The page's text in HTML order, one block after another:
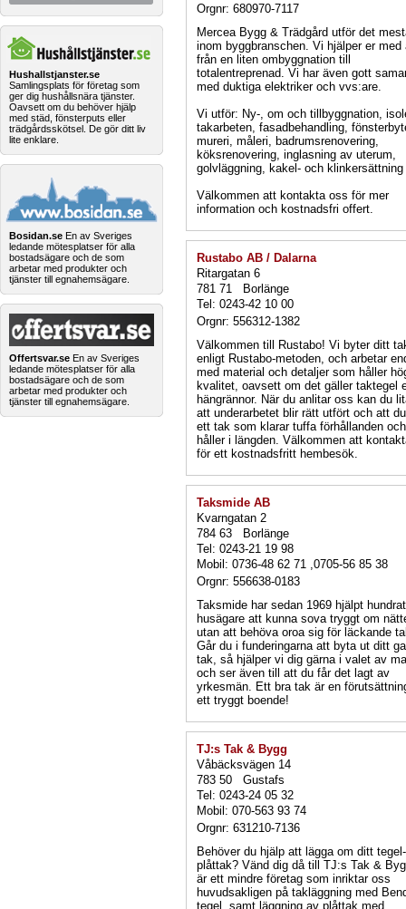
Hushallstjanster.se
Samlingsplats för företag som
ger dig hushållsnära tjänster.
Oavsett om du behöver hjälp
med städ, fönsterputs eller
trädgårdsskötsel. De gör ditt liv
lite enklare.
Bosidan.se En av Sveriges
ledande mötesplatser för alla
bostadsägare och de som
arbetar med produkter och
tjänster till egnahemsägare.
Offertsvar.se En av Sveriges
ledande mötesplatser för alla
bostadsägare och de som
arbetar med produkter och
tjänster till egnahemsägare.
Orgnr: 680970-7117
Mercea Bygg & Trädgård utför det
inom byggbranschen. Vi hjälper er med
från en liten ombyggnation till
totalentreprenad. Vi har även gott
med duktiga elektriker och vvs:are.
Vi utför: Ny-, om och tillbyggnation,
takarbeten, fasadbehandling,
mureri, måleri, badrumsrenovering,
köksrenovering, inglasning av uterum,
golvläggning, kakel- och
Välkommen att kontakta oss för mer
information och kostnadsfri offert.
Rustabo AB / Dalarna
Ritargatan 6
781 71 Borlänge
Tel: 0243-42 10 00
Orgnr: 556312-1382
Välkommen till Rustabo! Vi byter ditt
enligt Rustabo-metoden, och arbetar
med material och detaljer som håller
kvalitet, oavsett om det gäller taktegel
hängrännor. När du anlitar oss kan du
att underarbetet blir rätt utfört och att
ett tak som klarar tuffa förhållanden och
håller i längden. Välkommen att
för ett kostnadsfritt hembesök.
Taksmide AB
Kvarngatan 2
784 63 Borlänge
Tel: 0243-21 19 98
Mobil: 0736-48 62 71 ,0705-56 85 38
Orgnr: 556638-0183
Taksmide har sedan 1969 hjälpt
husägare att kunna sova tryggt om
utan att behöva oroa sig för läckande
Går du i funderingarna att byta ut ditt
tak, så hjälper vi dig gärna i valet av
och ser även till att du får det lagt av
yrkesmän. Ett bra tak är en
ett tryggt boende!
TJ:s Tak & Bygg
Våbäcksvägen 14
783 50 Gustafs
Tel: 0243-24 05 32
Mobil: 070-563 93 74
Orgnr: 631210-7136
Behöver du hjälp att lägga om ditt
plåttak? Vänd dig då till TJ:s Tak &
är ett mindre företag som inriktar oss
huvudsakligen på takläggning med
tegel, samt läggning av plåttak med